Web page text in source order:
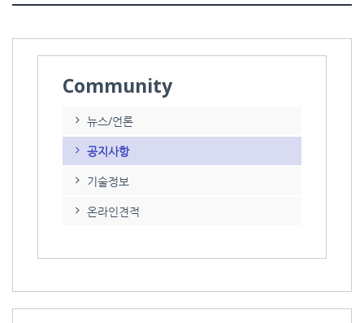
Community
뉴스/언론
공지사항
기술정보
온라인견적